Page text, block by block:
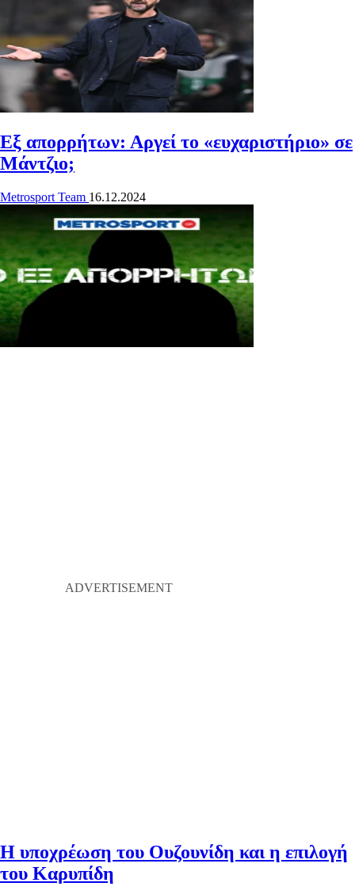
Εξ απορρήτων: Αργεί το «ευχαριστήριο» σε
Μάντζιο;
Metrosport Team 16.12.2024
Η υποχρέωση του Ουζουνίδη και η επιλογή
του Καρυπίδη